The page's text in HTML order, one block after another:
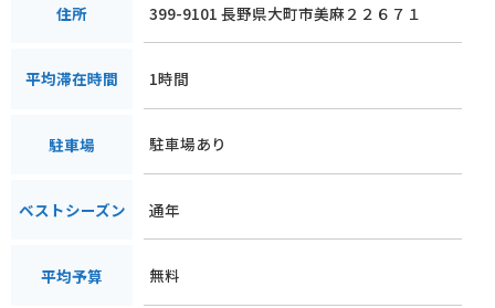
住所 399-9101 長野県大町市美麻２２６７１
平均滞在時間 1時間
駐車場 駐車場あり
ベストシーズン 通年
平均予算 無料